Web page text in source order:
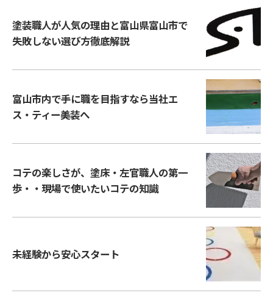
塗装職人が人気の理由と富山県富山市で
失敗しない選び方徹底解説
富山市内で手に職を目指すなら当社エ
ス・ティー美装へ
コテの楽しさが、塗床・左官職人の第一
歩・・現場で使いたいコテの知識
未経験から安心スタート